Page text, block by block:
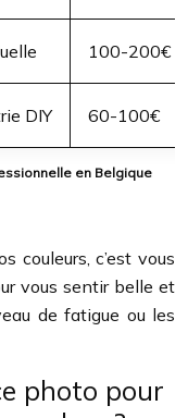
en Belgique
100-200€
DIY 60-100€
couleurs, c’est vous
vous sentir belle et
de fatigue ou les
photo pour